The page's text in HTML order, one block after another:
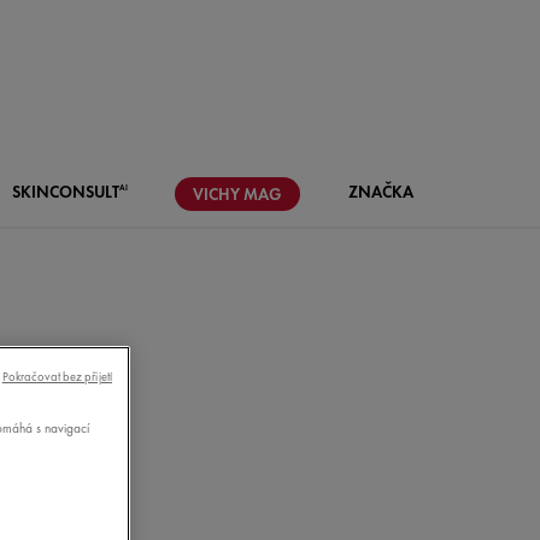
SKINCONSULTAI VICHY MAG ZNAČKA
s navigací
Pokračovat bez přijetí